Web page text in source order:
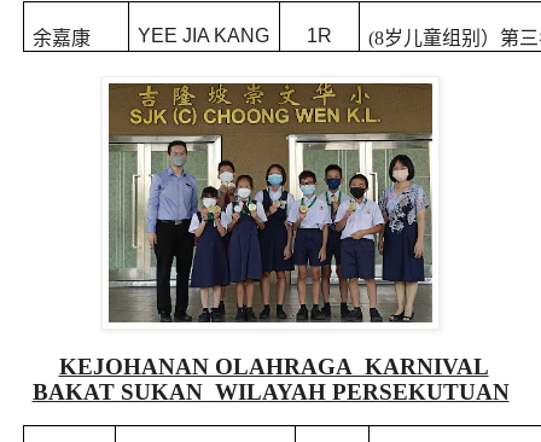
余嘉康 YEE JIA KANG 1R (8岁儿童组别）第
KEJOHANAN OLAHRAGA KARNIVAL
BAKAT SUKAN WILAYAH PERSEKUTUAN